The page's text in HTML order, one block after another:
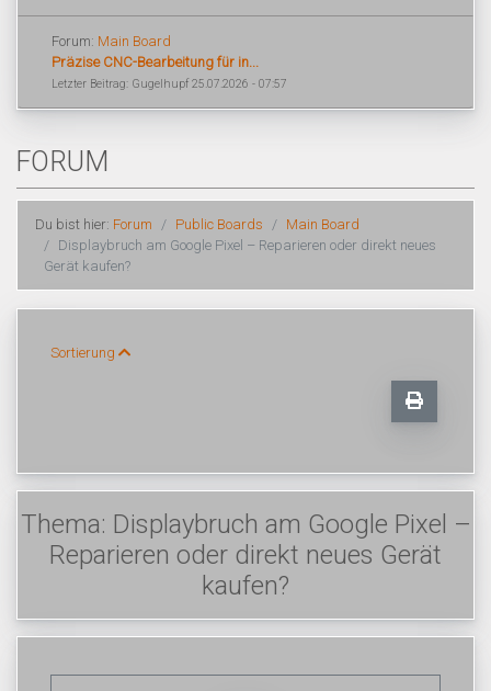
Forum: Main Board
Präzise CNC-Bearbeitung für in...
Letzter Beitrag: Gugelhupf 25.07.2026 - 07:57
FORUM
Du bist hier: Forum Public Boards
Main Board
Displaybruch am Google Pixel – Reparieren oder direkt neues
Gerät kaufen?
Sortierung
Thema: Displaybruch am Google Pixel –
Reparieren oder direkt neues Gerät
kaufen?